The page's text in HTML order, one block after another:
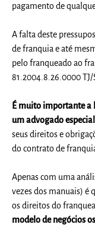
pagamento de
A falta deste
de franquia e até
pelofranqueadoao
81.2004.8.26.0000 TJ/
É muito importante a
um advogado
seusdireitose
do contrato de
Apenas com uma
vezes dos manuais) é
osdireitosdo
modelo de negócios